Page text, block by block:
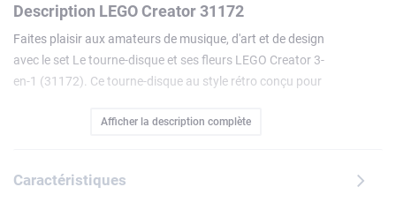
Description LEGO Creator 31172
Faites plaisir aux amateurs de musique, d'art et de design
avec le set Le tourne-disque et ses fleurs LEGO Creator 3-
en-1 (31172). Ce tourne-disque au style rétro conçu pour
un bras de lecture mobile avec un stylet et 2 disques, ainsi
mêmes briques : un tourne-disque et ses fleurs, une radio
Afficher la description complète
Caractéristiques